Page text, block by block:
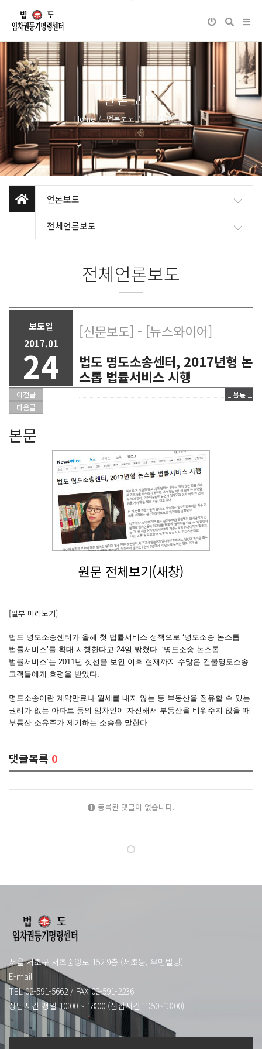
언론보도
Home 언론보도 전체언론보도
언론보도
전체언론보도
전체언론보도
보도일
2017.01
24
[신문보도] - [뉴스와이어]
법도 명도소송센터, 2017년형 논
스톱 법률서비스 시행
이전글
다음글
목록
본문
원문 전체보기(새창)
[일부 미리보기]
법도 명도소송센터가 올해 첫 법률서비스 정책으로 ‘명도소송 논스톱
법률서비스’를 확대 시행한다고 24일 밝혔다. ‘명도소송 논스톱
법률서비스’는 2011년 첫선을 보인 이후 현재까지 수많은 건물명도소송
고객들에게 호평을 받았다.
명도소송이란 계약만료나 월세를 내지 않는 등 부동산을 점유할 수 있는
권리가 없는 아파트 등의 임차인이 자진해서 부동산을 비워주지 않을 때
부동산 소유주가 제기하는 소송을 말한다.
댓글목록 0
등록된 댓글이 없습니다.
서울 서초구 서초중앙로 152 9층 (서초동, 우민빌딩)
E-mail
TEL 02-591-5662 / FAX 02-591-2236
상담시간 평일 10:00 ~ 18:00 (점심시간11:50~13:00)